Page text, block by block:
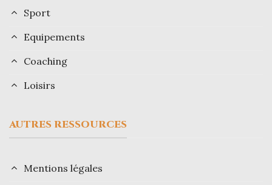
Sport
Equipements
Coaching
Loisirs
AUTRES RESSOURCES
Mentions légales